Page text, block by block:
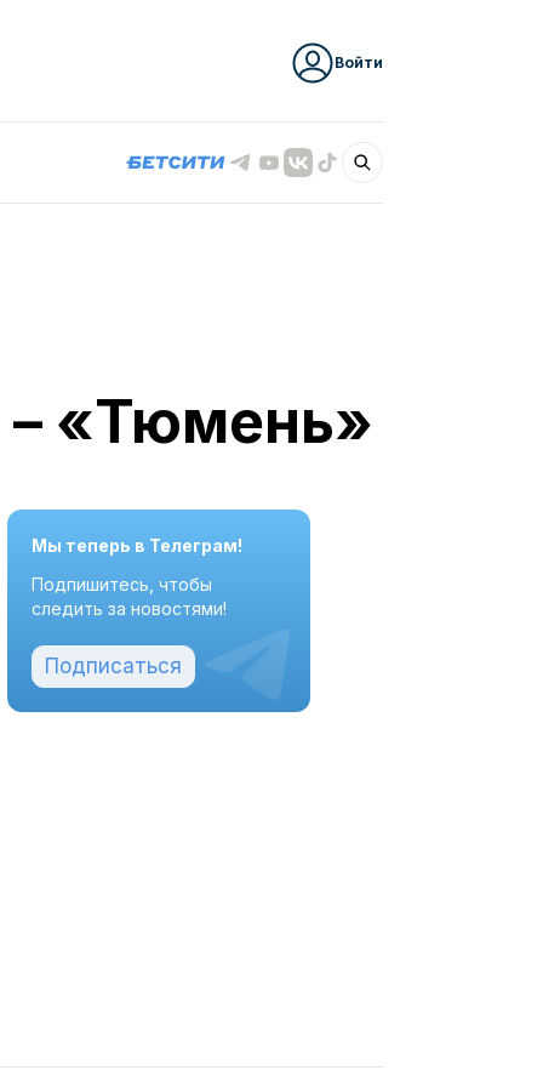
Войти
– «Тюмень»
Мы теперь в Телеграм!
Подпишитесь, чтобы
следить за новостями!
Подписаться